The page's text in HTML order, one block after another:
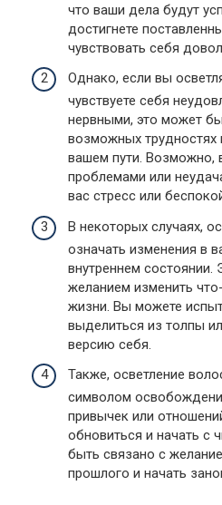
что ваши дела будут
достигнете
чувствовать себя
Однако, если вы
чувствуете себя
нервными, это может
возможных трудностях
вашем пути. Возможно,
проблемами или
вас стресс или
В некоторых случаях,
означать изменения в
внутреннем
желанием изменить
жизни. Вы можете
выделиться из толпы
версию себя.
Также, осветление
символом
привычек или
обновиться и начать с
быть связано с
прошлого и начать